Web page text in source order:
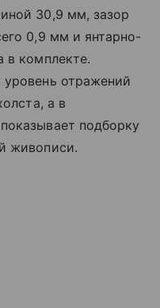
30,9 мм, зазор
0,9 мм и янтарно-
в комплекте.
отражений
а в
подборку
живописи.